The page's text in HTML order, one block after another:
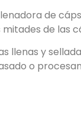
de
de las
llenas y
o